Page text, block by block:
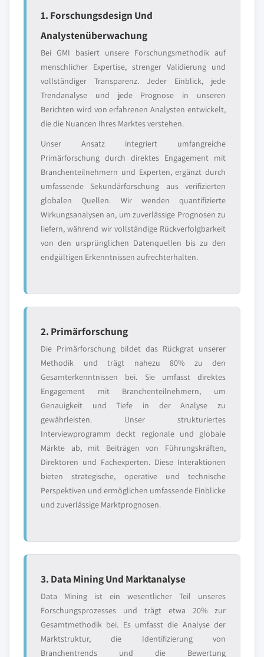
1. Forschungsdesign Und
Analystenüberwachung
Bei GMI basiert unsere Forschungsmethodik auf
menschlicher Expertise, strenger Validierung und
vollständiger Transparenz. Jeder Einblick, jede
Trendanalyse und jede Prognose in unseren
Berichten wird von erfahrenen Analysten entwickelt,
die die Nuancen Ihres Marktes verstehen.
Unser Ansatz integriert umfangreiche
Primärforschung durch direktes Engagement mit
Branchenteilnehmern und Experten, ergänzt durch
umfassende Sekundärforschung aus verifizierten
globalen Quellen. Wir wenden quantifizierte
Wirkungsanalysen an, um zuverlässige Prognosen zu
liefern, während wir vollständige Rückverfolgbarkeit
von den ursprünglichen Datenquellen bis zu den
endgültigen Erkenntnissen aufrechterhalten.
2. Primärforschung
Die Primärforschung bildet das Rückgrat unserer
Methodik und trägt nahezu 80% zu den
Gesamterkenntnissen bei. Sie umfasst direktes
Engagement mit Branchenteilnehmern, um
Genauigkeit und Tiefe in der Analyse zu
gewährleisten. Unser strukturiertes
Interviewprogramm deckt regionale und globale
Märkte ab, mit Beiträgen von Führungskräften,
Direktoren und Fachexperten. Diese Interaktionen
bieten strategische, operative und technische
Perspektiven und ermöglichen umfassende Einblicke
und zuverlässige Marktprognosen.
3. Data Mining Und Marktanalyse
Data Mining ist ein wesentlicher Teil unseres
Forschungsprozesses und trägt etwa 20% zur
Gesamtmethodik bei. Es umfasst die Analyse der
Marktstruktur, die Identifizierung von
Branchentrends und die Bewertung